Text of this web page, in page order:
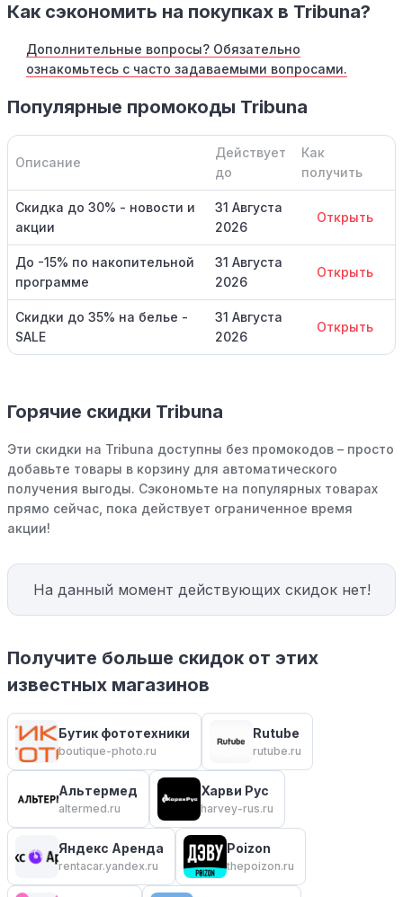
Как сэкономить на покупках в Tribuna?
Дополнительные вопросы? Обязательно
ознакомьтесь с часто задаваемыми вопросами.
Популярные промокоды Tribuna
Описание
Действует
до
Как
получить
Скидка до 30% - новости и
акции
31 Августа
2026
Открыть
До -15% по накопительной
программе
31 Августа
2026
Открыть
Скидки до 35% на белье -
SALE
31 Августа
2026
Открыть
Горячие скидки Tribuna
Эти скидки на Tribuna доступны без промокодов – просто
добавьте товары в корзину для автоматического
получения выгоды. Сэкономьте на популярных товарах
прямо сейчас, пока действует ограниченное время
акции!
На данный момент действующих скидок нет!
Получите больше скидок от этих
известных магазинов
Бутик фототехники
boutique-photo.ru
Rutube
rutube.ru
Альтермед
altermed.ru
Харви Рус
harvey-rus.ru
Яндекс Аренда
rentacar.yandex.ru
Poizon
thepoizon.ru